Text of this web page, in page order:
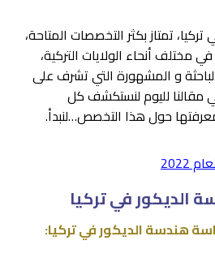
تمتاز بكثر التخصصات المتاحة،
مختلف أنحاء الولايات التركية،
الباحثة و المشهورة التي تشرف على
لليوم لنستكشف كل
حول هذا التخصص…لنبدأ.
2022
الديكور في تركيا
هندسة الديكور في تركيا: